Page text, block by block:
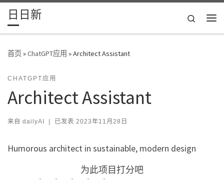
Skip to content
日日新
Search
首页»ChatGPT应用 »Architect Assistant
CHATGPT应用
Architect Assistant
来自 dailyAI | 已发表 2023年11月28日
Humorous architect in sustainable, modern design
为此项目打分吧